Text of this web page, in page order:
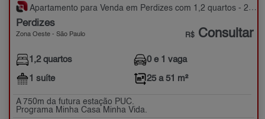
Apartamento para Venda em Perdizes com 1,2 quartos - 25 a 51 m²
Perdizes
Zona Oeste - São Paulo R$ Consultar
1,2 quartos
1 suíte
0 e 1 vaga
25 a 51 m²
A 750m da futura estação PUC.
Programa Minha Casa Minha Vida.